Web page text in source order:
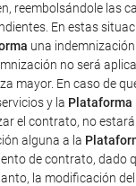
reembolsándole las
En estas
una
no será
mayor. En caso de
y la Plataforma
el contrato, no
alguna a la
de contrato, dado
la modificación